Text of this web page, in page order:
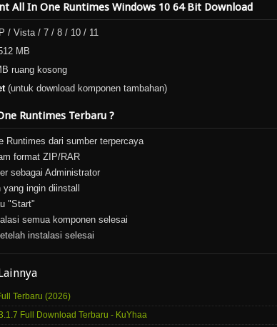
All In One Runtimes Windows 10 64 Bit Download
/ Vista / 7 / 8 / 10 / 11
MB
ruang kosong
(untuk download komponen tambahan)
Runtimes Terbaru ?
Runtimes dari sumber terpercaya
format ZIP/RAR
sebagai Administrator
ingin diinstall
"Start"
semua komponen selesai
instalasi selesai
Terbaru (2026)
Full Download Terbaru - KuYhaa